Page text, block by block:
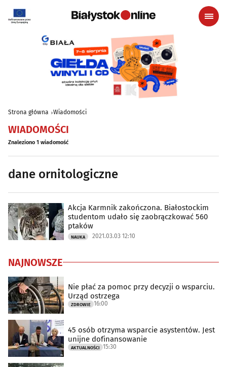
Strona główna Wiadomości
WIADOMOŚCI
Znaleziono 1 wiadomość
dane ornitologiczne
Akcja Karmnik zakończona. Białostockim
studentom udało się zaobrączkować 560
ptaków
NAUKA 2021.03.03 12:10
NAJNOWSZE
Nie płać za pomoc przy decyzji o wsparciu.
Urząd ostrzega
ZDROWIE 16:00
45 osób otrzyma wsparcie asystentów. Jest
unijne dofinansowanie
AKTUALNOŚCI 15:30